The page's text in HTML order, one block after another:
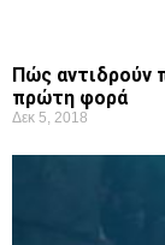
Πώς αντιδρούν
πρώτη φορά
Δεκ 5, 2018